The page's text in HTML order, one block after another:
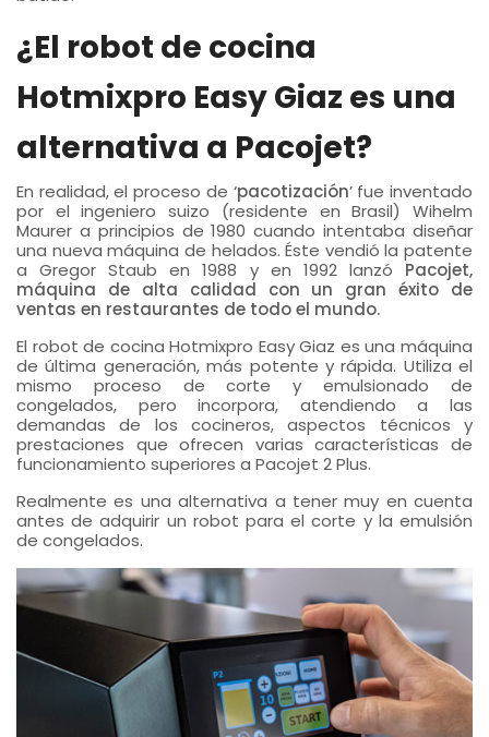
¿El robot de cocina
Hotmixpro Easy Giaz es una
alternativa a Pacojet?
En realidad, el proceso de ‘pacotización’ fue inventado
por el ingeniero suizo (residente en Brasil) Wihelm
Maurer a principios de 1980 cuando intentaba diseñar
una nueva máquina de helados. Éste vendió la patente
a Gregor Staub en 1988 y en 1992 lanzó Pacojet,
máquina de alta calidad con un gran éxito de
ventas en restaurantes de todo el mundo.
El robot de cocina Hotmixpro Easy Giaz es una máquina
de última generación, más potente y rápida. Utiliza el
mismo proceso de corte y emulsionado de
congelados, pero incorpora, atendiendo a las
demandas de los cocineros, aspectos técnicos y
prestaciones que ofrecen varias características de
funcionamiento superiores a Pacojet 2 Plus.
Realmente es una alternativa a tener muy en cuenta
antes de adquirir un robot para el corte y la emulsión
de congelados.